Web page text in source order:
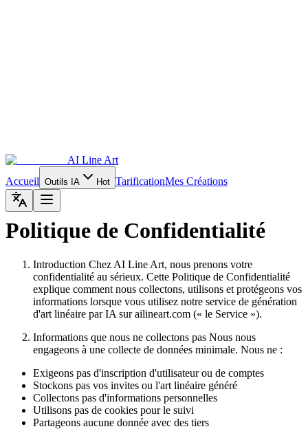
AI Line Art
Accueil Outils IA Hot TarificationMes Créations
Politique de Confidentialité
Introduction Chez AI Line Art, nous prenons votre
confidentialité au sérieux. Cette Politique de Confidentialité
explique comment nous collectons, utilisons et protégeons vos
informations lorsque vous utilisez notre service de génération
d'art linéaire par IA sur ailineart.com (« le Service »).
Informations que nous ne collectons pas Nous nous
engageons à une collecte de données minimale. Nous ne :
Exigeons pas d'inscription d'utilisateur ou de comptes
Stockons pas vos invites ou l'art linéaire généré
Collectons pas d'informations personnelles
Utilisons pas de cookies pour le suivi
Partageons aucune donnée avec des tiers